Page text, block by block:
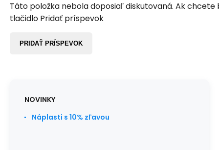
Táto položka nebola doposiaľ diskutovaná. Ak chcete
tlačidlo Pridať príspevok
PRIDAŤ PRÍSPEVOK
NOVINKY
Náplasti s 10% zľavou